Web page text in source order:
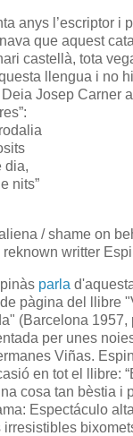
anys l’escriptor i
que aquest
castellà, tota
llengua i no
Josep Carner a
dia,
nits”
/shame on
writter
parla
pàgina del llibre
(Barcelona 1957,
per unes
Viñas.
en tot el llibre:
cosa tan bèstia i
Espectáculo